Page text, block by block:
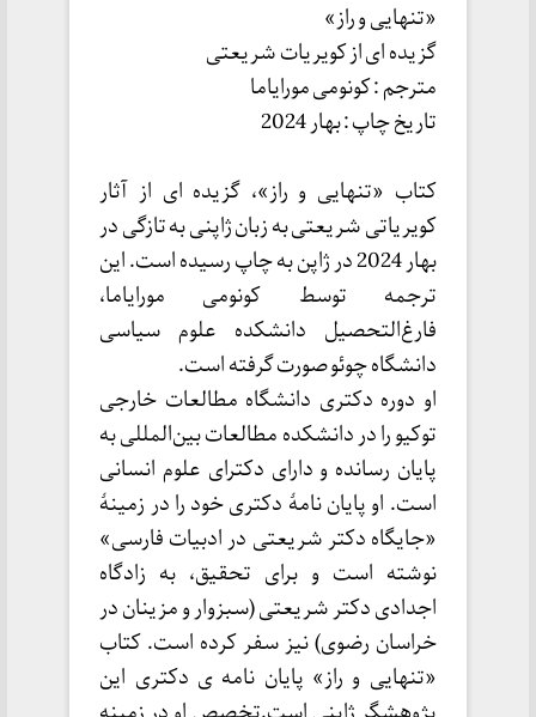
«تنهایی و راز»
گزیده ای از کویریات شریعتی
مترجم : کونومی مورایاما
تاریخ چاپ : بهار 2024
کتاب «تنهایی و راز»، گزیده ای از آثار
کویریاتی شریعتی به زبان ژاپنی به تازگی در
بهار 2024 در ژاپن به چاپ رسیده است. این
ترجمه توسط کونومی مورایاما،
فارغ‌التحصیل دانشکده علوم سیاسی
دانشگاه چوئو صورت گرفته است.
او دوره دکتری دانشگاه مطالعات خارجی
توکیو را در دانشکده مطالعات بین‌المللی به
پایان رسانده و دارای دکترای علوم انسانی
است. او پایان نامۀ دکتری خود را در زمینۀ
«جایگاه دکتر شریعتی در ادبیات فارسی»
نوشته است و برای تحقیق، به زادگاه
اجدادی دکتر شریعتی (سبزوار و مزینان در
خراسان رضوی) نیز سفر کرده است. کتاب
«تنهایی و راز» پایان نامه ی دکتری این